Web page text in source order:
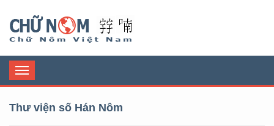
Toggle
navigation
Thư viện số Hán Nôm